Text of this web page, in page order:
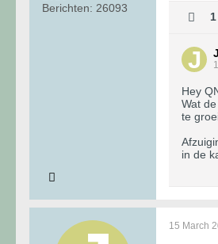
Berichten: 26093
Hey
Wat
te
in de
15 March